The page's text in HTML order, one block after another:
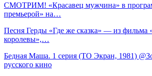
СМОТРИМ! «Красавец мужчина» в
премьерой» на…
Песня Герды «Где же сказка» — из фильма
королевы»,…
Бедная Маша. 1 серия (ТО Экран, 1981)
русского кино